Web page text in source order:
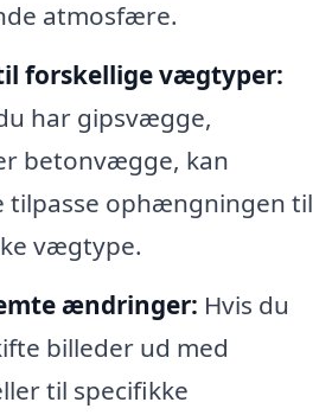
atmosfære.
forskellige vægtyper:
har gipsvægge,
betonvægge, kan
tilpasse ophængningen til
vægtype.
ændringer: Hvis du
billeder ud med
til specifikke